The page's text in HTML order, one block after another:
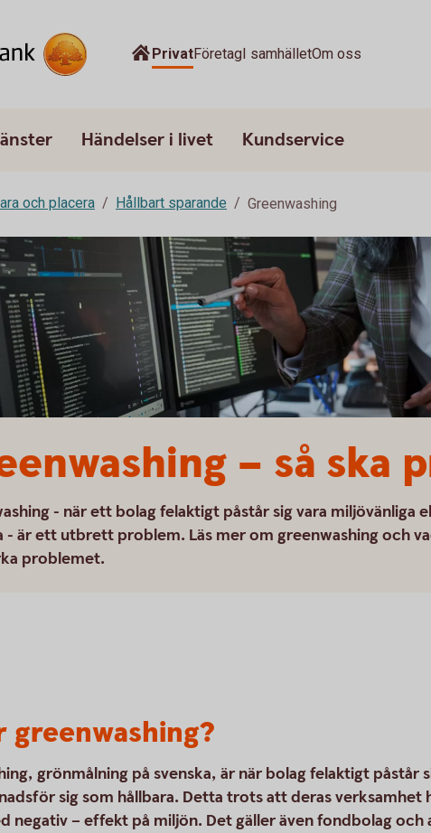
PrivatFöretagI samhälletOm oss
Händelser i livet Kundservice
och placera Hållbart sparande Greenwashing
– så ska
- när ett bolag felaktigt påstår sig vara miljövänliga
- är ett utbrett problem. Läs mer om greenwashing och
problemet.
greenwashing?
grönmålning på svenska, är när bolag felaktigt påstår
sig som hållbara. Detta trots att deras verksamhet
negativ – effekt på miljön. Det gäller även fondbolag och